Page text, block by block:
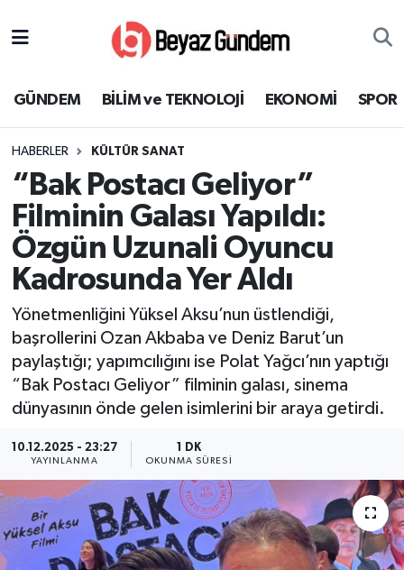
GÜNDEM BİLİM ve TEKNOLOJİ EKONOMİ SPOR
HABERLER KÜLTÜR SANAT
“Bak Postacı Geliyor”
Filminin Galası Yapıldı:
Özgün Uzunali Oyuncu
Kadrosunda Yer Aldı
Yönetmenliğini Yüksel Aksu’nun üstlendiği,
başrollerini Ozan Akbaba ve Deniz Barut’un
paylaştığı; yapımcılığını ise Polat Yağcı’nın yaptığı
“Bak Postacı Geliyor” filminin galası, sinema
dünyasının önde gelen isimlerini bir araya getirdi.
10.12.2025 - 23:27
YAYINLANMA
1 DK
OKUNMA SÜRESI
EKONOMİ
SPOR
SAĞLIK
KÜLTÜR SANAT
MAGAZİN
Süper Lig Puan Durumu ve Fikstür
Tüm Manşetler
Son Dakika Haberleri